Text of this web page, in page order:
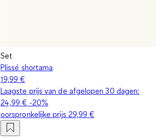
Set
Plissé shortama
19,99 €
Laagste prijs van de afgelopen 30 dagen:
24,99 € -20%
oorspronkelijke prijs 29,99 €